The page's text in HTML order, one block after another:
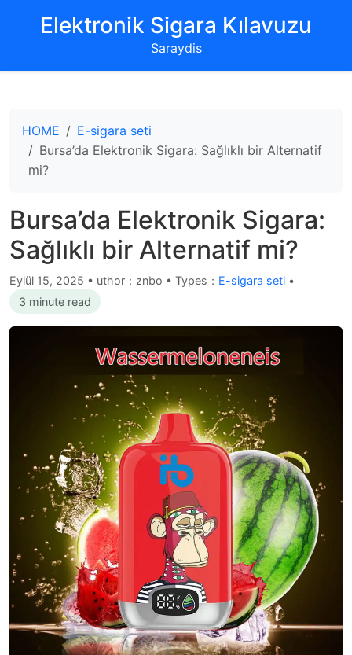
‌Elektronik Sigara Kılavuzu‌
Saraydis
HOME
E-sigara seti
Bursa’da Elektronik Sigara: Sağlıklı bir Alternatif
mi?
Bursa’da Elektronik Sigara:
Sağlıklı bir Alternatif mi?
Eylül 15, 2025 • uthor：znbo • Types： E-sigara seti •
3 minute read